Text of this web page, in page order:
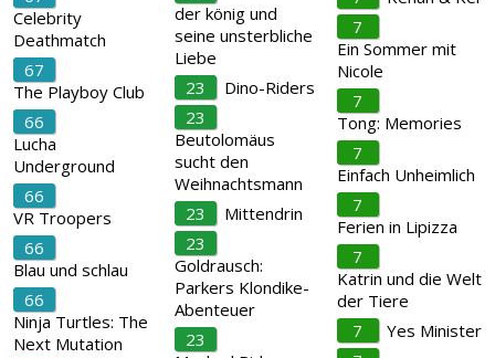
Celebrity
Deathmatch
67
The Playboy Club
66
Lucha
Underground
66
VR Troopers
66
Blau und schlau
66
Ninja Turtles: The
Next Mutation
der könig und
seine unsterbliche
Liebe
23
Dino-Riders
23
Beutolomäus
sucht den
Weihnachtsmann
23
Mittendrin
23
Goldrausch:
Parkers Klondike-
Abenteuer
23
7
Ein Sommer mit
Nicole
7
Tong: Memories
7
Einfach Unheimlich
7
Ferien in Lipizza
7
Katrin und die Welt
der Tiere
7
Yes Minister